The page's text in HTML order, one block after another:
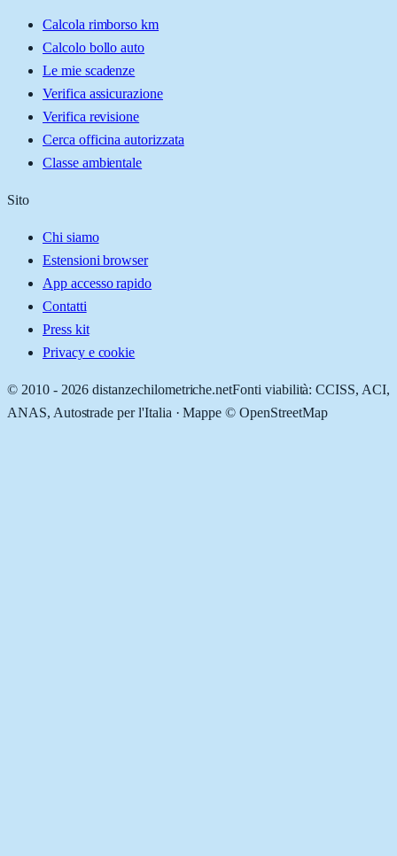
Calcola rimborso km
Calcolo bollo auto
Le mie scadenze
Verifica assicurazione
Verifica revisione
Cerca officina autorizzata
Classe ambientale
Sito
Chi siamo
Estensioni browser
App accesso rapido
Contatti
Press kit
Privacy e cookie
© 2010 - 2026 distanzechilometriche.netFonti viabilità: CCISS, ACI,
ANAS, Autostrade per l'Italia · Mappe © OpenStreetMap